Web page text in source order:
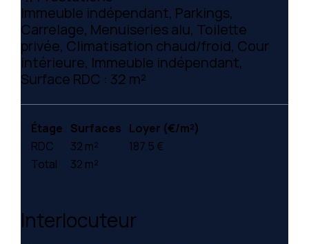
Immeuble indépendant, Parkings,
Carrelage, Menuiseries alu, Toilette
privée, Climatisation chaud/froid, Cour
intérieure, Immeuble indépendant,
Surface RDC : 32 m²
Étage Surfaces Loyer (€/m²)
RDC
32 m²
187.5 €
Total
32 m²
Interlocuteur